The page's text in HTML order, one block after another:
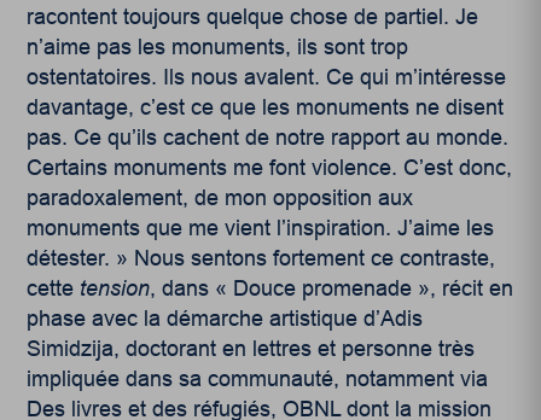
racontent toujours quelque chose de partiel. Je
n’aime pas les monuments, ils sont trop
ostentatoires. Ils nous avalent. Ce qui m’intéresse
davantage, c’est ce que les monuments ne disent
pas. Ce qu’ils cachent de notre rapport au monde.
Certains monuments me font violence. C’est donc,
paradoxalement, de mon opposition aux
monuments que me vient l’inspiration. J’aime les
détester. » Nous sentons fortement ce contraste,
cette tension, dans « Douce promenade », récit en
phase avec la démarche artistique d’Adis
Simidzija, doctorant en lettres et personne très
impliquée dans sa communauté, notamment via
Des livres et des réfugiés, OBNL dont la mission